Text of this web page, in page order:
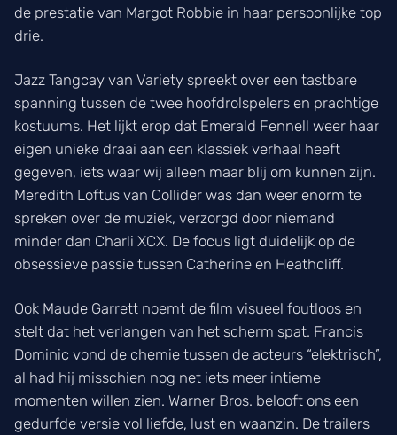
de prestatie van Margot Robbie in haar persoonlijke top
drie.
Jazz Tangcay van Variety spreekt over een tastbare
spanning tussen de twee hoofdrolspelers en prachtige
kostuums. Het lijkt erop dat Emerald Fennell weer haar
eigen unieke draai aan een klassiek verhaal heeft
gegeven, iets waar wij alleen maar blij om kunnen zijn.
Meredith Loftus van Collider was dan weer enorm te
spreken over de muziek, verzorgd door niemand
minder dan Charli XCX. De focus ligt duidelijk op de
obsessieve passie tussen Catherine en Heathcliff.
Ook Maude Garrett noemt de film visueel foutloos en
stelt dat het verlangen van het scherm spat. Francis
Dominic vond de chemie tussen de acteurs “elektrisch”,
al had hij misschien nog net iets meer intieme
momenten willen zien. Warner Bros. belooft ons een
gedurfde versie vol liefde, lust en waanzin. De trailers